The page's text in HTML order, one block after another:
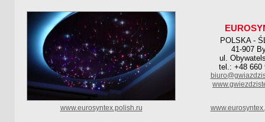
POLSKA -
41-907
ul.
tel.: +48 660
www.eurosyntex.polish.ru